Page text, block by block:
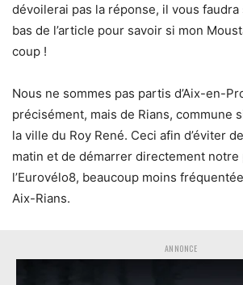
dévoilerai pas la réponse, il vous
bas de l’article pour savoir si mon
coup !
Nous ne sommes pas partis d’Aix-en-
précisément, mais de Rians, commune
la ville du Roy René. Ceci afin d’éviter
matin et de démarrer directement notre
l’Eurovélo8, beaucoup moins
Aix-Rians.
ANNONCE